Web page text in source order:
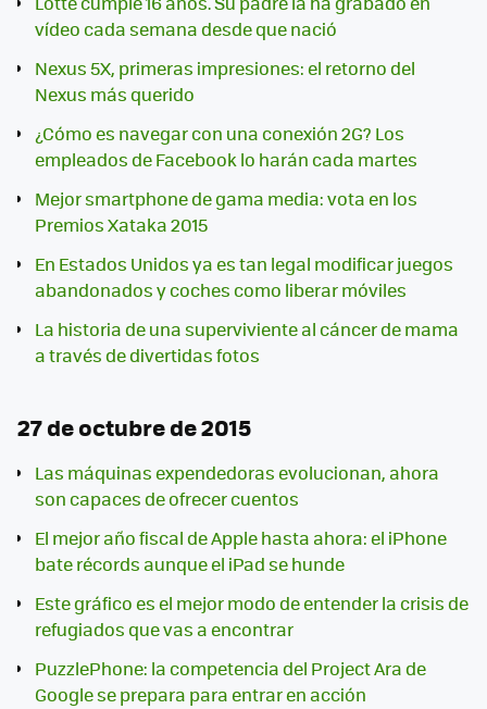
vídeo cada semana desde que nació
Nexus 5X, primeras impresiones: el retorno del
Nexus más querido
¿Cómo es navegar con una conexión 2G? Los
empleados de Facebook lo harán cada martes
Mejor smartphone de gama media: vota en los
Premios Xataka 2015
En Estados Unidos ya es tan legal modificar juegos
abandonados y coches como liberar móviles
La historia de una superviviente al cáncer de mama
a través de divertidas fotos
27 de octubre de 2015
Las máquinas expendedoras evolucionan, ahora
son capaces de ofrecer cuentos
El mejor año fiscal de Apple hasta ahora: el iPhone
bate récords aunque el iPad se hunde
Este gráfico es el mejor modo de entender la crisis de
refugiados que vas a encontrar
PuzzlePhone: la competencia del Project Ara de
Google se prepara para entrar en acción